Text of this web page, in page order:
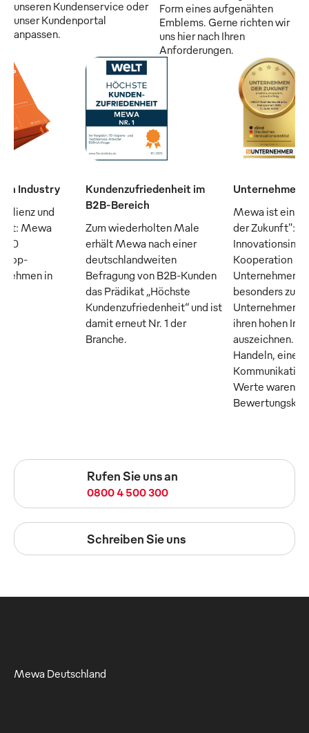
unseren Kundenservice oder
unser Kundenportal
anpassen.
Form eines aufgenähten
Emblems. Gerne richten wir
uns hier nach Ihren
Anforderungen.
Industry
und
Mewa
50
Top-
in
Kundenzufriedenheit im
B2B-Bereich
Zum wiederholten Male
erhält Mewa nach einer
deutschlandweiten
Befragung von B2B-Kunden
das Prädikat „Höchste
Kundenzufriedenheit“ und ist
damit erneut Nr. 1 der
Branche.
Unternehmen
Mewa ist ein
der Zukunft":
Kooperation
Unternehmer
besonders
Unternehmen,
ihren hohen
auszeichnen.
Handeln, eine
Werte waren
Rufen Sie uns an
0800 4 500 300
Schreiben Sie uns
Mewa Deutschland